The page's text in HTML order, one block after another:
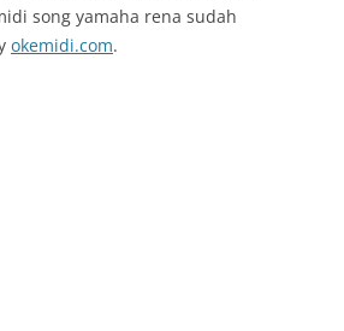
song yamaha rena sudah
okemidi.com.